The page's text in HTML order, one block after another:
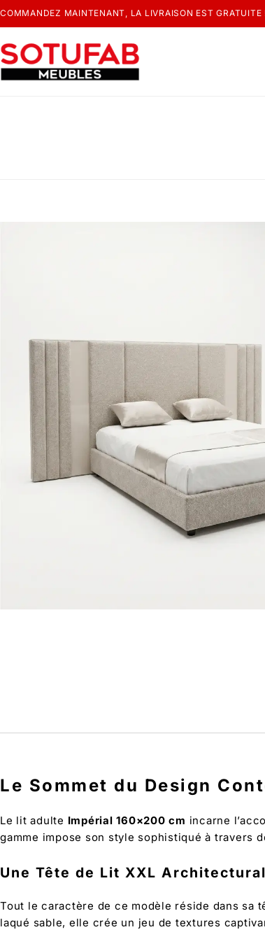
COMMANDEZ MAINTENANT, LA LIVRAISON EST GRATUITE
Le Sommet du Design
Le lit adulte Impérial 160×200 cm incarne
gamme impose son style sophistiqué à travers
Une Tête de Lit XXL
Tout le caractère de ce modèle réside dans sa
laqué sable, elle crée un jeu de textures